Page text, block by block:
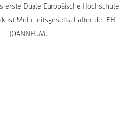
erste Duale Europäische Hochschule.
ist Mehrheitsgesellschafter der FH
JOANNEUM.